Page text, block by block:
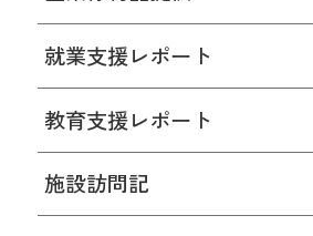
就業支援レポート
教育支援レポート
施設訪問記